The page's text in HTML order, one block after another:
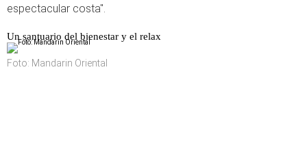
espectacular costa".
Un santuario del bienestar y el relax
Foto: Mandarin Oriental